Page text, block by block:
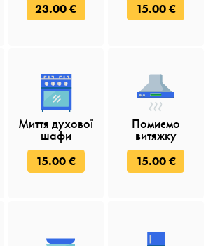
23.00 € 15.00 €
Миття духової
шафи
15.00 €
Помиємо
витяжку
15.00 €